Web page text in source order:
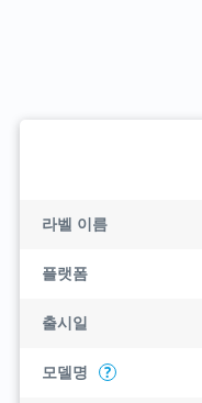
라벨 이름
플랫폼
출시일
모델명 ?